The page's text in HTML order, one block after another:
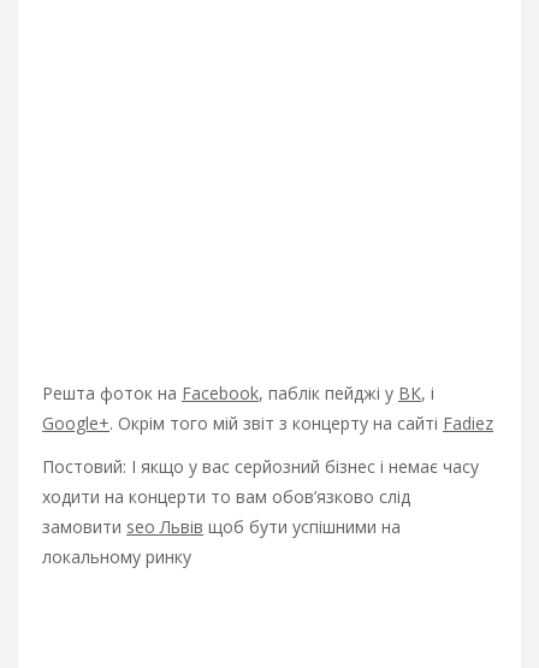
Решта фоток на Facebook, паблік пейджі у ВК, і
Google+. Окрім того мій звіт з концерту на сайті Fadiez
Постовий: І якщо у вас серйозний бізнес і немає часу
ходити на концерти то вам обов’язково слід
замовити seo Львів щоб бути успішними на
локальному ринку